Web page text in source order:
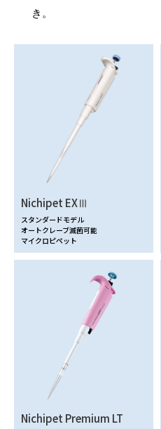
き。
Nichipet EXⅢ
スタンダードモデル
オートクレーブ滅菌可能
マイクロピペット
Nichipet Premium LT